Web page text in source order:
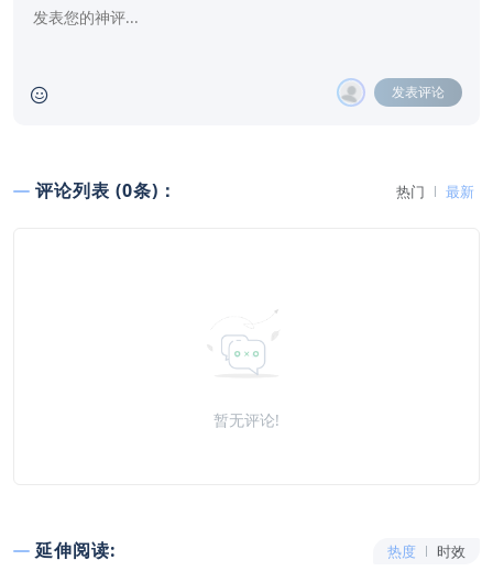
发表评论
评论列表 (0条)： 热门 最新
暂无评论!
延伸阅读: 热度 时效